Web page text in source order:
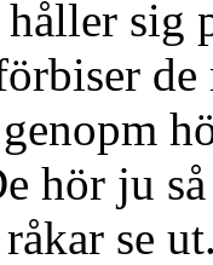
sig
hör ju
se